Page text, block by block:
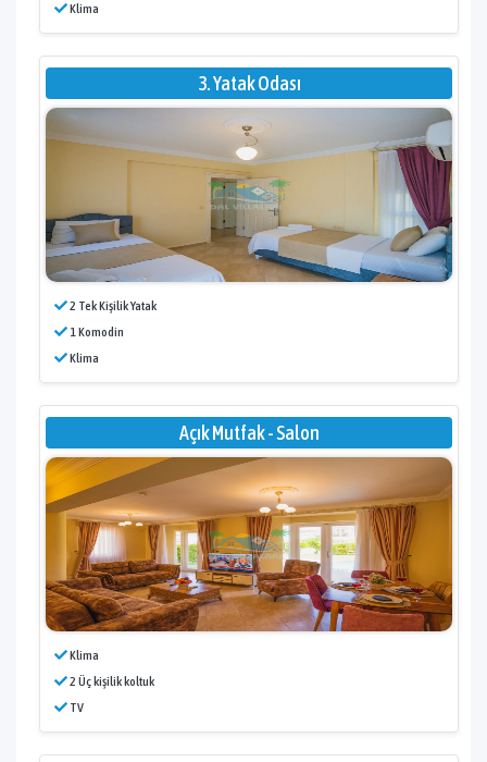
Klima
3. Yatak Odası
2 Tek Kişilik Yatak
1 Komodin
Klima
Açık Mutfak - Salon
Klima
2 Üç kişilik koltuk
TV